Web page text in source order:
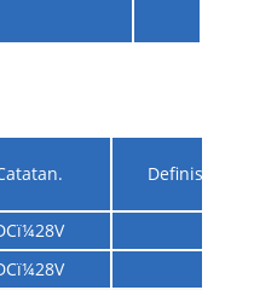
Definisi